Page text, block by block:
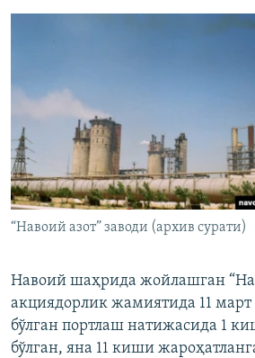
“Навоий азот” заводи (архив сурати)
Навоий шаҳрида жойлашган
акциядорлик жамиятида 11 март
бўлган портлаш натижасида 1
бўлган, яна 11 киши